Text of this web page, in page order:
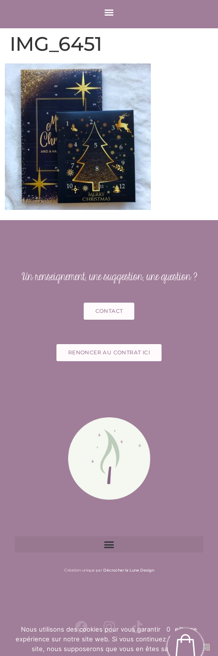
IMG_6451
Création unique par Décrocher la Lune Design
Un renseignement, une suggestion, une question ?
CONTACT
RENONCER AU CONTRAT ICI
0
0
Nous utilisons des cookies pour vous garantir la meilleure
expérience sur notre site web. Si vous continuez à utiliser ce
site, nous supposerons que vous en êtes satisfait.